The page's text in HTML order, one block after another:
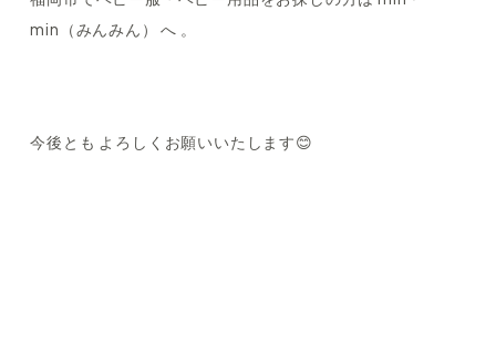
min（みんみん） へ 。
今後とも よろしくお願いいたします😊